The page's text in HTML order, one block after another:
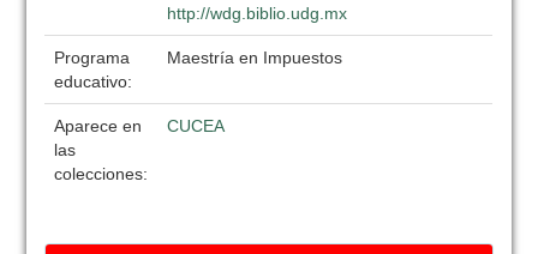
http://wdg.biblio.udg.mx
Programa
educativo:
Maestría en Impuestos
Aparece en
las
colecciones:
CUCEA